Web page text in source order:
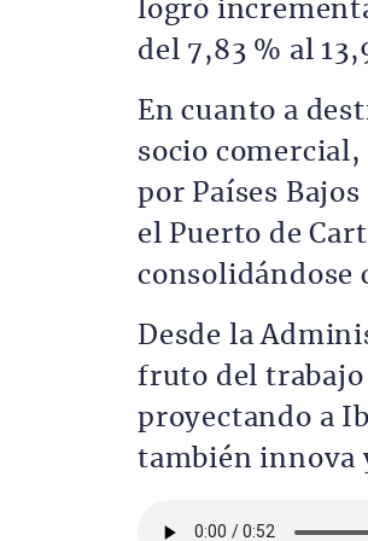
logró
del 7,83 % al
En cuanto a
socio
por Países
el Puerto de
consolidándose
Desde la
fruto del
proyectando a
también innova